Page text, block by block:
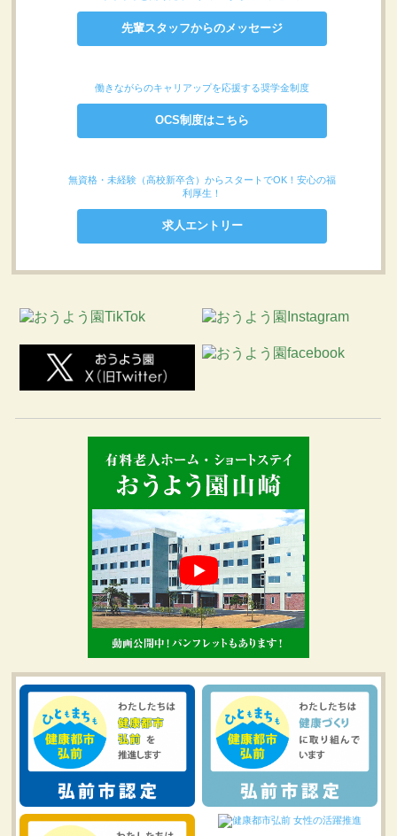
先輩スタッフからのメッセージ
働きながらのキャリアップを応援する奨学金制度
OCS制度はこちら
無資格・未経験（高校新卒含）からスタートでOK！安心の福
利厚生！
求人エントリー